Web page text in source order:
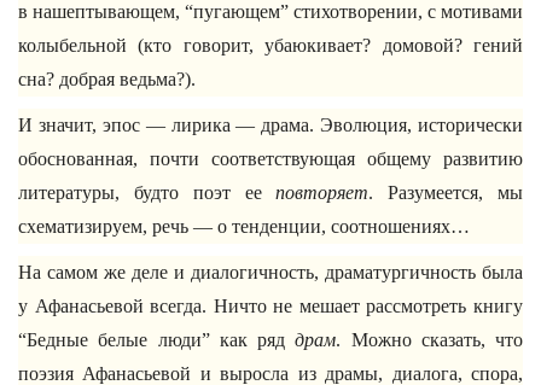
в нашептывающем, “пугающем” стихотворении, с мотивами
колыбельной (кто говорит, убаюкивает? домовой? гений
сна? добрая ведьма?).
И значит, эпос — лирика — драма. Эволюция, исторически
обоснованная, почти соответствующая общему развитию
литературы, будто поэт ееповторяет. Разумеется, мы
схематизируем, речь — о тенденции, соотношениях…
На самом же деле и диалогичность, драматургичность была
у Афанасьевой всегда. Ничто не мешает рассмотреть книгу
“Бедные белые люди” как ряддрам. Можно сказать, что
поэзия Афанасьевой и выросла из драмы, диалога, спора,